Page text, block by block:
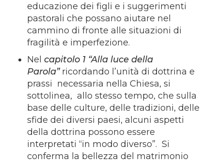
educazione dei figli e i suggerimenti
pastorali che possano aiutare nel
cammino di fronte alle situazioni di
fragilità e imperfezione.
Nelcapitolo 1 “Alla luce della
Parola” ricordando l’unità di dottrina e
prassi necessaria nella Chiesa, si
sottolinea, allo stesso tempo, che sulla
base delle culture, delle tradizioni, delle
sfide dei diversi paesi, alcuni aspetti
della dottrina possono essere
interpretati “in modo diverso”. Si
conferma la bellezza del matrimonio